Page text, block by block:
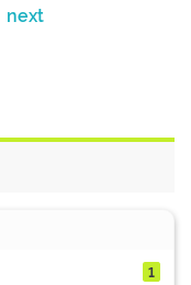
next
1